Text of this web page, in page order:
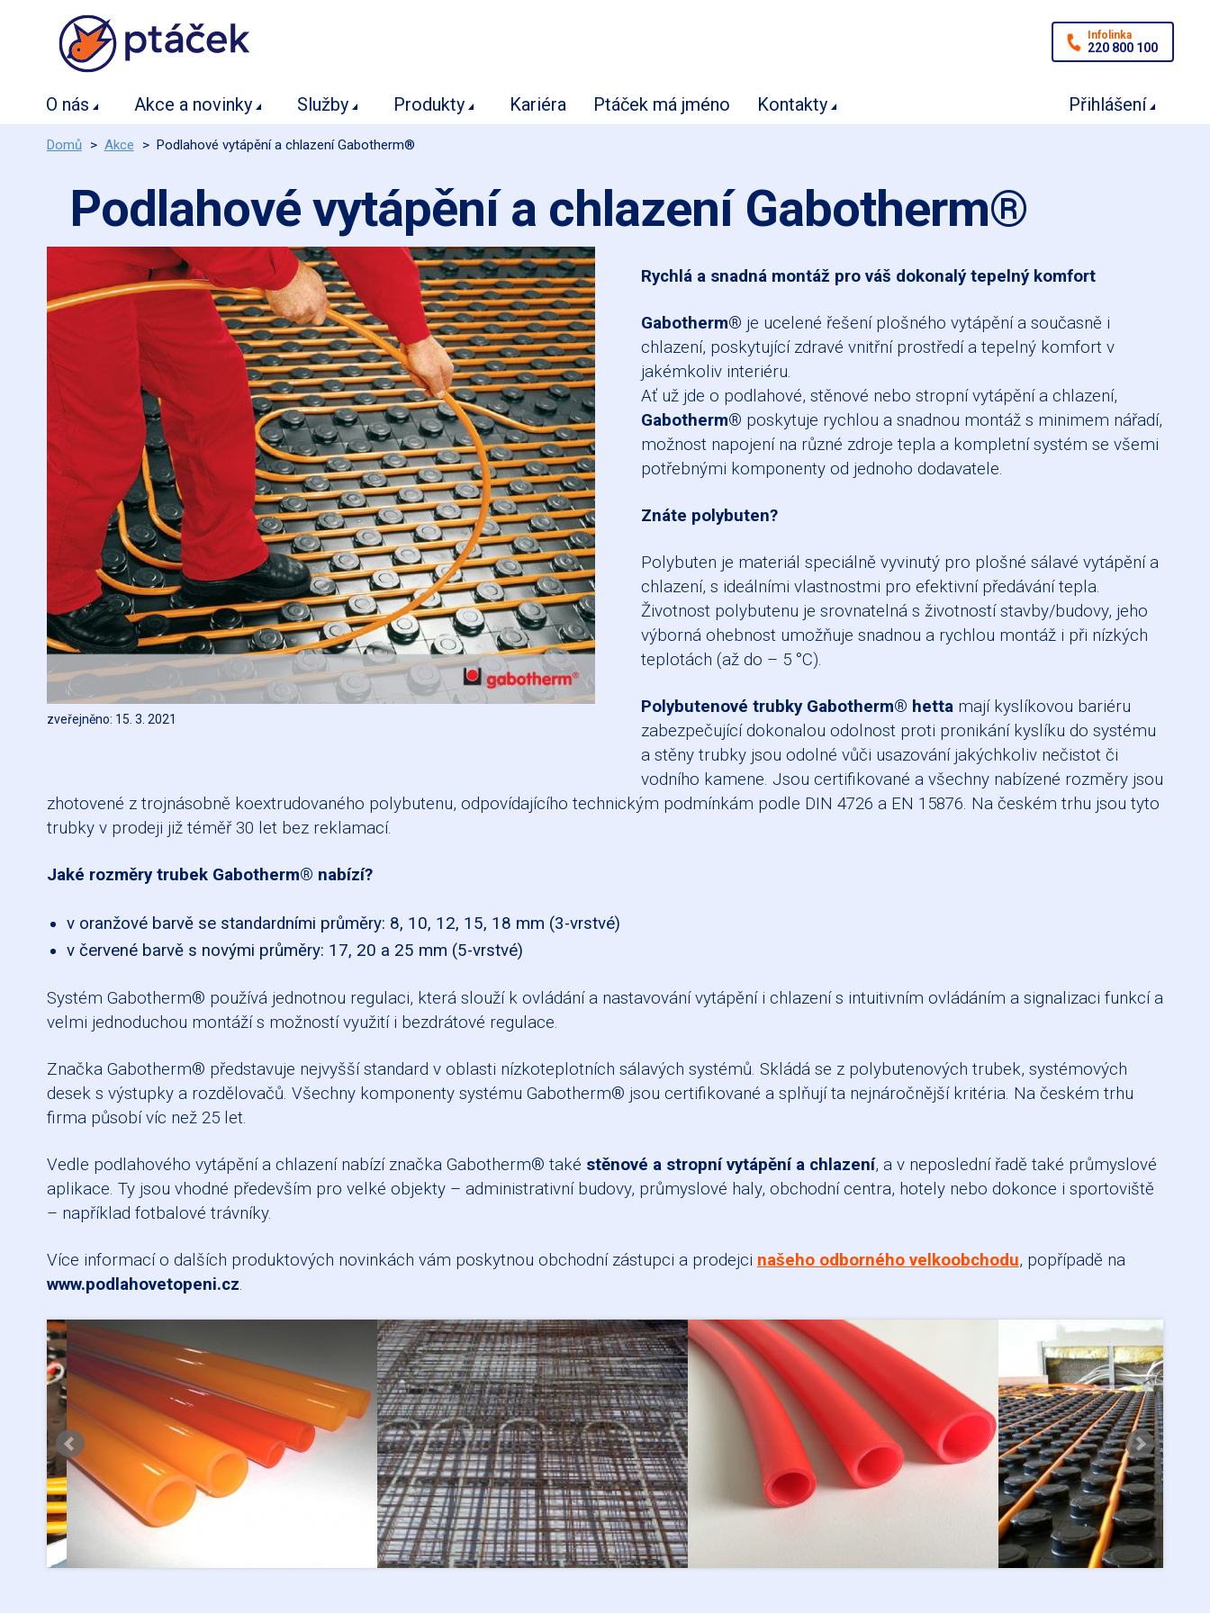
Infolinka
220 800 100
Přihlášení
O nás Akce a novinky Služby Produkty Kariéra Ptáček má jméno Kontakty
Domů > Akce > Podlahové vytápění a chlazení Gabotherm®
Podlahové vytápění a chlazení Gabotherm®
zveřejněno: 15. 3. 2021
Rychlá a snadná montáž pro váš dokonalý tepelný komfort
Gabotherm® je ucelené řešení plošného vytápění a současně i
chlazení, poskytující zdravé vnitřní prostředí a tepelný komfort v
jakémkoliv interiéru.
Ať už jde o podlahové, stěnové nebo stropní vytápění a chlazení,
Gabotherm® poskytuje rychlou a snadnou montáž s minimem nářadí,
možnost napojení na různé zdroje tepla a kompletní systém se všemi
potřebnými komponenty od jednoho dodavatele.
Znáte polybuten?
Polybuten je materiál speciálně vyvinutý pro plošné sálavé vytápění a
chlazení, s ideálními vlastnostmi pro efektivní předávání tepla.
Životnost polybutenu je srovnatelná s životností stavby/budovy, jeho
výborná ohebnost umožňuje snadnou a rychlou montáž i při nízkých
teplotách (až do – 5 °C).
Polybutenové trubky Gabotherm® hetta mají kyslíkovou bariéru
zabezpečující dokonalou odolnost proti pronikání kyslíku do systému
a stěny trubky jsou odolné vůči usazování jakýchkoliv nečistot či
vodního kamene. Jsou certifikované a všechny nabízené rozměry jsou
zhotovené z trojnásobně koextrudovaného polybutenu, odpovídajícího technickým podmínkám podle DIN 4726 a EN 15876. Na českém trhu jsou tyto
trubky v prodeji již téměř 30 let bez reklamací.
Jaké rozměry trubek Gabotherm® nabízí?
v oranžové barvě se standardními průměry: 8, 10, 12, 15, 18 mm (3-vrstvé)
v červené barvě s novými průměry: 17, 20 a 25 mm (5-vrstvé)
Systém Gabotherm® používá jednotnou regulaci, která slouží k ovládání a nastavování vytápění i chlazení s intuitivním ovládáním a signalizaci funkcí a
velmi jednoduchou montáží s možností využití i bezdrátové regulace.
Značka Gabotherm® představuje nejvyšší standard v oblasti nízkoteplotních sálavých systémů. Skládá se z polybutenových trubek, systémových
desek s výstupky a rozdělovačů. Všechny komponenty systému Gabotherm® jsou certifikované a splňují ta nejnáročnější kritéria. Na českém trhu
firma působí víc než 25 let.
Vedle podlahového vytápění a chlazení nabízí značka Gabotherm® také stěnové a stropní vytápění a chlazení, a v neposlední řadě také průmyslové
aplikace. Ty jsou vhodné především pro velké objekty – administrativní budovy, průmyslové haly, obchodní centra, hotely nebo dokonce i sportoviště
– například fotbalové trávníky.
Více informací o dalších produktových novinkách vám poskytnou obchodní zástupci a prodejci našeho odborného velkoobchodu, popřípadě na
www.podlahovetopeni.cz.